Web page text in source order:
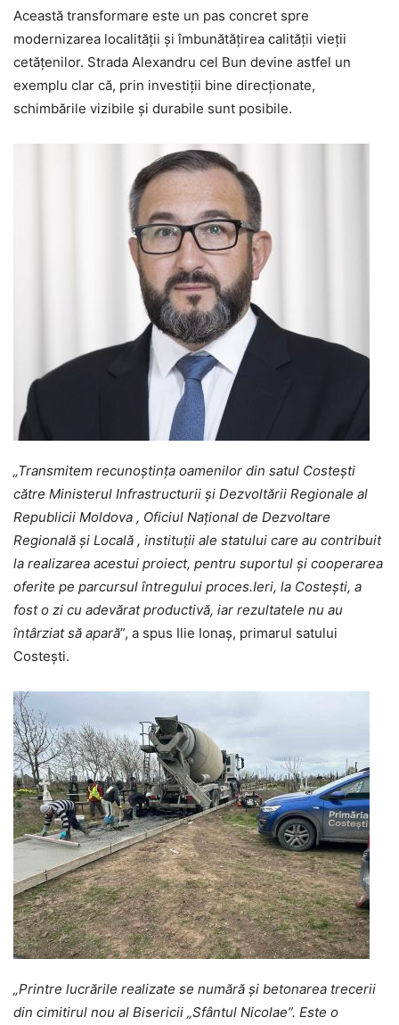
Această transformare este un pas concret spre
modernizarea localității și îmbunătățirea calității vieții
cetățenilor. Strada Alexandru cel Bun devine astfel un
exemplu clar că, prin investiții bine direcționate,
schimbările vizibile și durabile sunt posibile.
„Transmitem recunoștința oamenilor din satul Costești
către Ministerul Infrastructurii și Dezvoltării Regionale al
Republicii Moldova , Oficiul Național de Dezvoltare
Regională și Locală , instituții ale statului care au contribuit
la realizarea acestui proiect, pentru suportul și cooperarea
oferite pe parcursul întregului proces.Ieri, la Costești, a
fost o zi cu adevărat productivă, iar rezultatele nu au
întârziat să apară”, a spus Ilie Ionaș, primarul satului
Costești.
„Printre lucrările realizate se numără și betonarea trecerii
din cimitirul nou al Bisericii „Sfântul Nicolae”. Este o